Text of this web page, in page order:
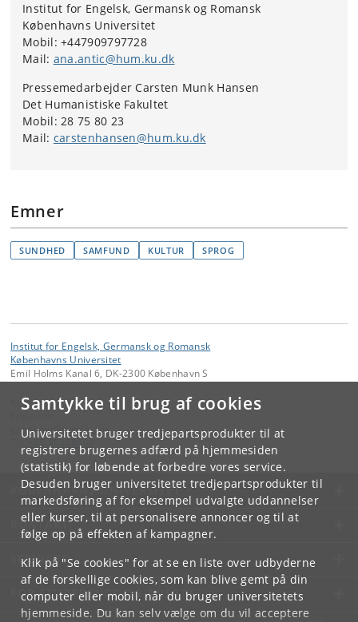
Samtykke til brug af cookies
Universitetet bruger tredjepartsprodukter til at
registrere brugernes adfærd på hjemmesiden
(statistik) for løbende at forbedre vores service.
Desuden bruger universitetet tredjepartsprodukter til
markedsføring af for eksempel udvalgte uddannelser
eller kurser, til at personalisere annoncer og til at
følge op på effekten af kampagner.
Klik på "Se cookies" for at se en liste over udbyderne
af de forskellige cookies, som kan blive gemt på din
computer eller mobil, når du bruger universitetets
hjemmeside. Du kan selv vælge om du vil acceptere
Institut for Engelsk, Germansk og Romansk
Københavns Universitet
Mobil: +447909797728
Mail: ana.antic@hum.ku.dk
Pressemedarbejder Carsten Munk Hansen
Det Humanistiske Fakultet
Mobil: 28 75 80 23
Mail: carstenhansen@hum.ku.dk
Emner
SUNDHED SAMFUND KULTUR SPROG
Institut for Engelsk, Germansk og Romansk
Københavns Universitet
Emil Holms Kanal 6, DK-2300 København S
Kontakt:
engerom @hum.ku .dk
KØBENHAVNS UNIVERSITET
KONTAKT
SERVICES
FOR STUDERENDE OG ANSATTE